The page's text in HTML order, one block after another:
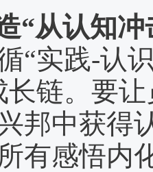
“从认知
“实践-认
长链。要
邦中获得
有感悟内